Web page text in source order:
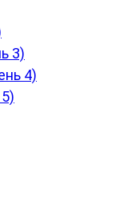
3)
4)